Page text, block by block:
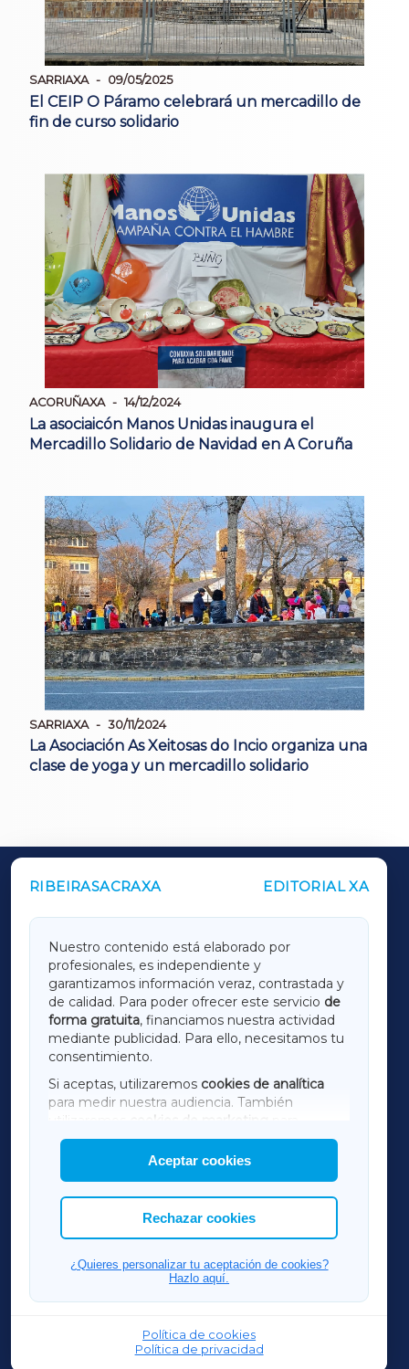
SARRIAXA 09/05/2025
El CEIP O Páramo celebrará un mercadillo de
fin de curso solidario
ACORUÑAXA 14/12/2024
La asociaicón Manos Unidas inaugura el
Mercadillo Solidario de Navidad en A Coruña
SARRIAXA 30/11/2024
La Asociación As Xeitosas do Incio organiza una
clase de yoga y un mercadillo solidario
RIBEIRASACRAXA EDITORIAL XA
Nuestro contenido está elaborado por
profesionales, es independiente y
garantizamos información veraz, contrastada y
de calidad. Para poder ofrecer este servicio de
forma gratuita, financiamos nuestra actividad
mediante publicidad. Para ello, necesitamos tu
consentimiento.
Si aceptas, utilizaremos cookies de analítica
para medir nuestra audiencia. También
utilizaremos
cookies de marketing
mostrar publicidad de terceros.
Asimismo, puedes personalizar la elección de
las cookies que deseas permitir.
Aceptar cookies
Rechazar cookies
¿Quieres personalizar tu aceptación de cookies?
Hazlo aquí.
Política de cookies
Política de privacidad
OUTROS PERIÓDICOS
LUGOXA
TERRACHAXA
AMARIÑAXA
RIBEIRASACRAXA
ACORUÑAXA
FERROLXA
OURENSEXA